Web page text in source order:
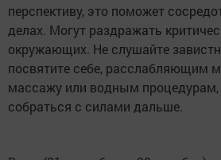
перспективу, это поможет
делах. Могут раздражать
окружающих. Не слушайте
посвятите себе, расслабляющим
массажу или водным
собраться с силами дальше.